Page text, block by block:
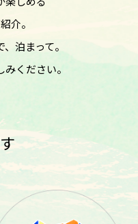
介。
泊まって。
ください。